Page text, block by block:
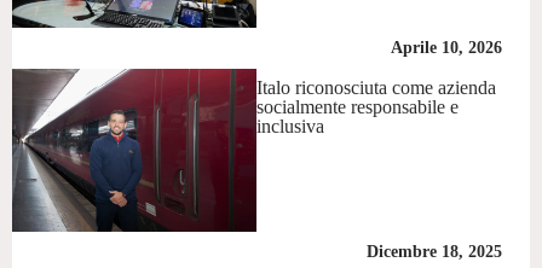
Aprile 10, 2026
Italo riconosciuta come azienda
socialmente responsabile e
inclusiva
Dicembre 18, 2025